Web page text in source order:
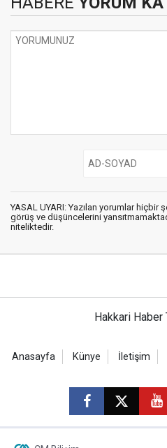
YASAL UYARI: Yazılan yorumlar hiçbir
görüş ve düşüncelerini
niteliktedir.
Hakkari
Anasayfa Künye İletişim